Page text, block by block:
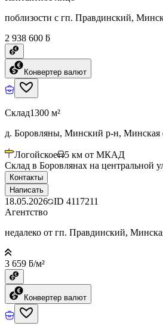
поблизости с гп. Правдинский,
2 938 600 ƃ
Конвертер валют
Склад1300 м²
д. Боровляны, Минский р-н, Минская
Логойское 5 км от МКАД
Склад в Боровлянах на
Контакты
Написать
18.05.2026 ID 4117211
Агентство
недалеко от гп. Правдинский,
3 659 ƃ/м²
Конвертер валют